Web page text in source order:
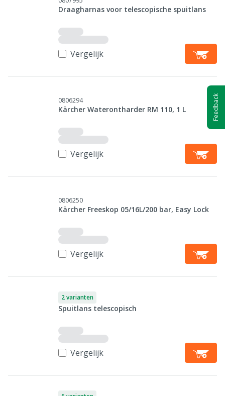
Draagharnas voor telescopische spuitlans
Vergelijk
0806294
Kärcher Waterontharder RM 110, 1 L
Vergelijk
0806250
Kärcher Freeskop 05/16L/200 bar, Easy Lock
Vergelijk
2 varianten
Spuitlans telescopisch
Vergelijk
Feedback